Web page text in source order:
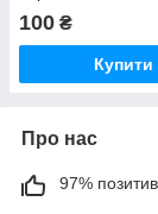
100 ₴
Купити
Про нас
97%